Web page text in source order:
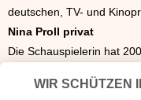
deutschen, TV- und
Nina Proll privat
Die Schauspielerin hat
Sohn kam 2010 zur Welt.